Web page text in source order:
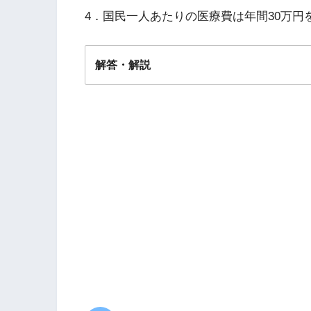
4．国民一人あたりの医療費は年間30万円
解答・解説